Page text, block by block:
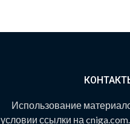
Использование
условии ссылки на